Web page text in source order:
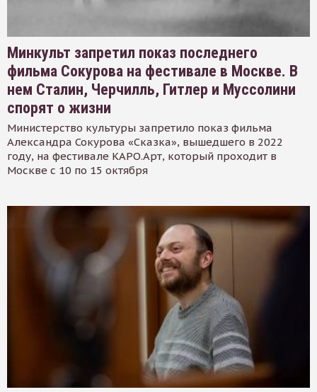
Минкульт запретил показ последнего
фильма Сокурова на фестивале в Москве. В
нем Сталин, Черчилль, Гитлер и Муссолини
спорят о жизни
Министерство культуры запретило показ фильма
Александра Сокурова «Сказка», вышедшего в 2022
году, на фестивале КАРО.Арт, который проходит в
Москве с 10 по 15 октября